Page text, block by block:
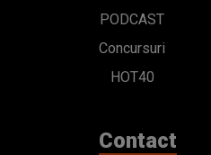
PODCAST
Concursuri
HOT40
Contact